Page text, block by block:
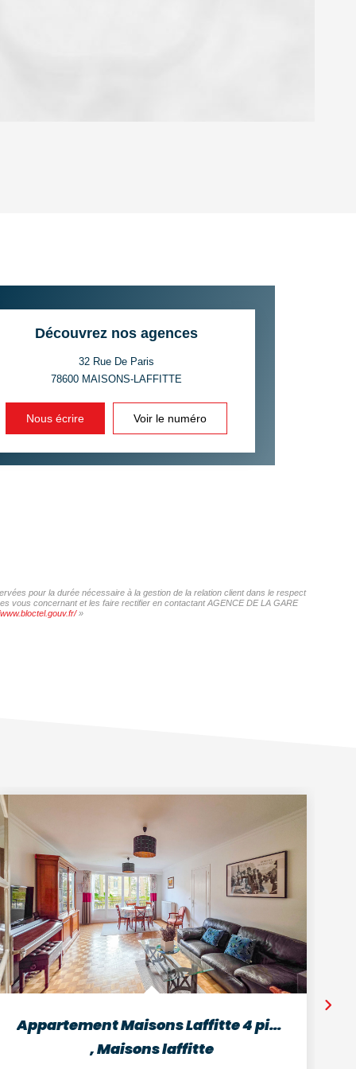
Découvrez nos agences
32 Rue De Paris
78600 MAISONS-LAFFITTE
Nous écrire Voir le numéro
pour la durée nécessaire à la gestion de la relation client dans le respect
vous concernant et les faire rectifier en contactant AGENCE DE LA GARE
»
Appartement Maisons Laffitte 4 pièces 80 m2
,Maisons laffitte